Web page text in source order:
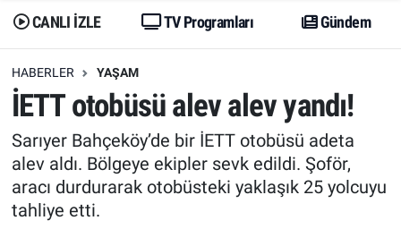
CANLI İZLE TV Programları Gündem
HABERLER YAŞAM
İETT otobüsü alev alev yandı!
Sarıyer Bahçeköy’de bir İETT otobüsü adeta
alev aldı. Bölgeye ekipler sevk edildi. Şoför,
aracı durdurarak otobüsteki yaklaşık 25 yolcuyu
tahliye etti.
Dünya
Erişim Bilgileri
Ekonomi
Trend
Trend
Erişim Bilgileri
Spor
Ekonomi
Trafik Durumu
Erişim Bilgileri
Tüm Manşetler
Son Dakika Haberleri